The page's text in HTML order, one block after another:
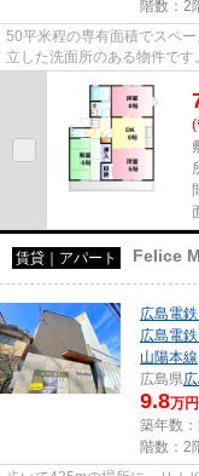
階数：2
50平米程の専有面積でスペ
立した洗面所のある物件で
(
賃貸｜アパート Felice
広島電
広島電
山陽本線
広島県
9.8万円
築年数
階数：2